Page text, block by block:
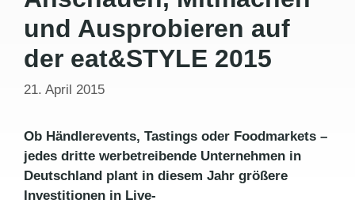
und Ausprobieren auf
der eat&STYLE 2015
21. April 2015
Ob Händlerevents, Tastings oder Foodmarkets –
jedes dritte werbetreibende Unternehmen in
Deutschland plant in diesem Jahr größere
Investitionen in Live-